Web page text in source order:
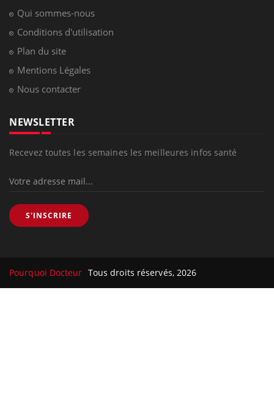
Qui sommes-nous
Conditions d'utilisation
Plan du site
Mentions Légales
Nous contacter
NEWSLETTER
Recevez toutes les semaines les meilleures infos santé
S'INSCRIRE
Pourquoi Docteur Tous droits réservés, 2026